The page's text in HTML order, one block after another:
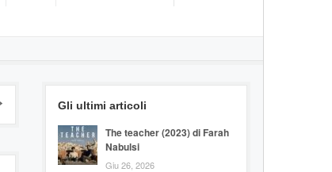
Gli ultimi articoli
The teacher (2023) di Farah
Nabulsi
Giu 26, 2026